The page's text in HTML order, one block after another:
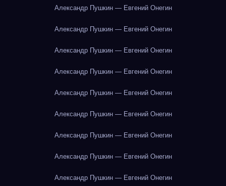
Александр Пушкин — Евгений Онегин
Александр Пушкин — Евгений Онегин
Александр Пушкин — Евгений Онегин
Александр Пушкин — Евгений Онегин
Александр Пушкин — Евгений Онегин
Александр Пушкин — Евгений Онегин
Александр Пушкин — Евгений Онегин
Александр Пушкин — Евгений Онегин
Александр Пушкин — Евгений Онегин